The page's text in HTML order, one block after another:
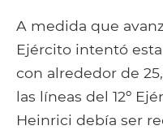
A medida que
Ejército intentó
con alrededor de
las líneas del 12º
Heinrici debía ser